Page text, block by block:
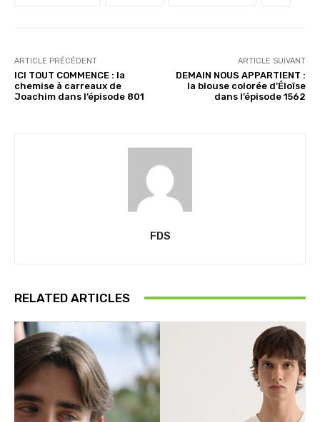
ARTICLE PRÉCÉDENT
ICI TOUT COMMENCE : la
chemise à carreaux de
Joachim dans l’épisode 801
ARTICLE SUIVANT
DEMAIN NOUS APPARTIENT :
la blouse colorée d’Éloïse
dans l’épisode 1562
FDS
RELATED ARTICLES